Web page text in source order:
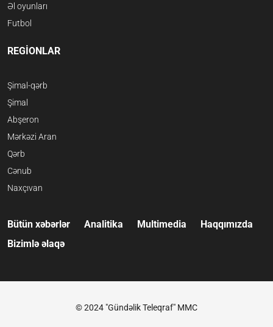
Əl oyunları
Futbol
REGİONLAR
Şimal-qərb
Şimal
Abşeron
Mərkəzi Aran
Qərb
Cənub
Naxçıvan
Bütün xəbərlər Analitika Multimedia
Haqqımızda
Bizimlə əlaqə
© 2024 "Gündəlik Teleqraf" MMC